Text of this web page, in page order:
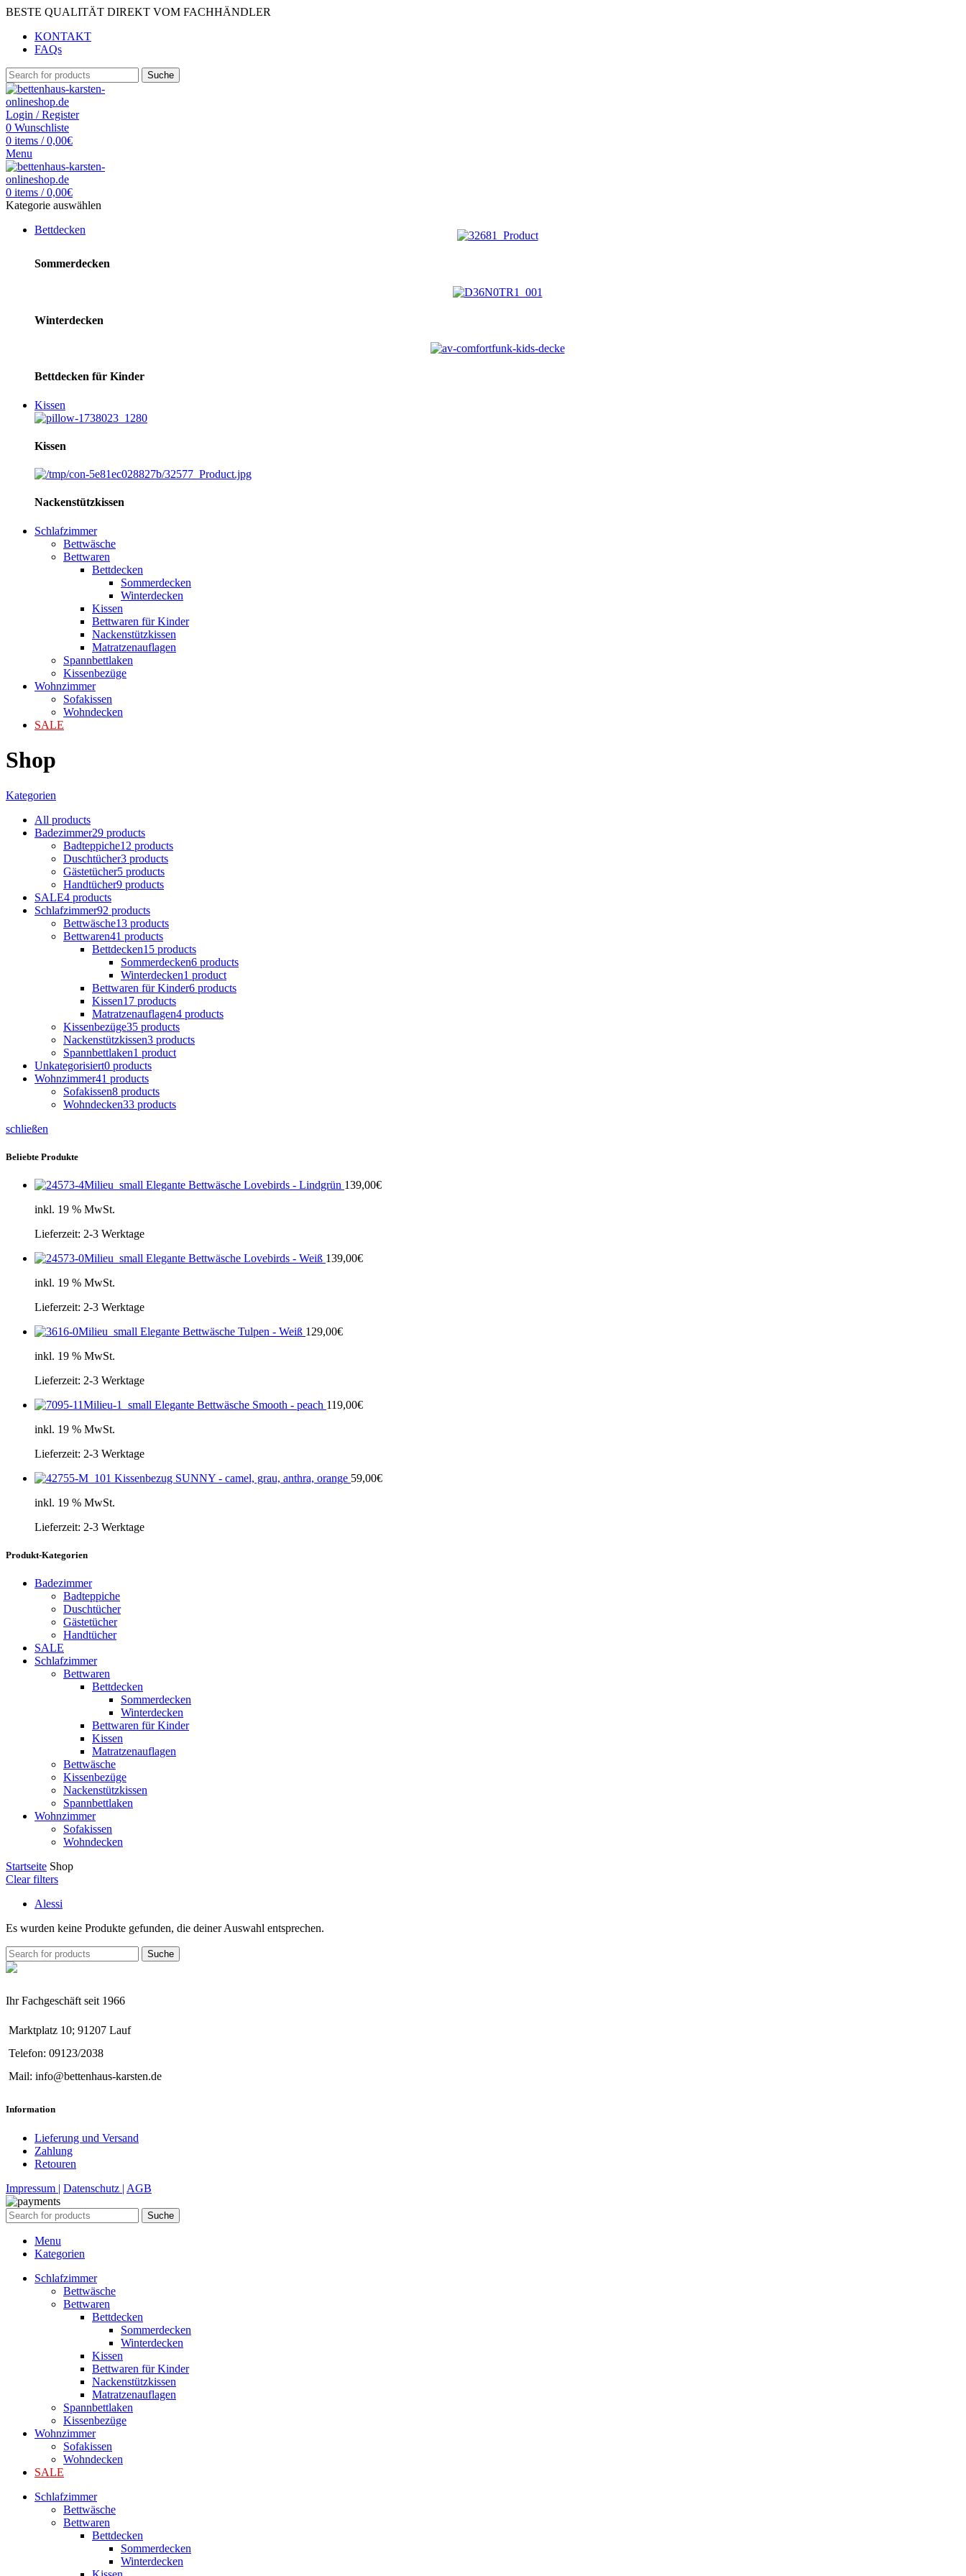
BESTE QUALITÄT DIREKT VOM FACHHÄNDLER
KONTAKT
FAQs
Suche
Login / Register
0 Wunschliste
0 items / 0,00€
Menu
0 items / 0,00€
Kategorie auswählen
Bettdecken
Sommerdecken
Winterdecken
Bettdecken für Kinder
Kissen
Kissen
Nackenstützkissen
Schlafzimmer
Bettwäsche
Bettwaren
Bettdecken
Sommerdecken
Winterdecken
Kissen
Bettwaren für Kinder
Nackenstützkissen
Matratzenauflagen
Spannbettlaken
Kissenbezüge
Wohnzimmer
Sofakissen
Wohndecken
SALE
Shop
Kategorien
All products
Badezimmer29 products
Badteppiche12 products
Duschtücher3 products
Gästetücher5 products
Handtücher9 products
SALE4 products
Schlafzimmer92 products
Bettwäsche13 products
Bettwaren41 products
Bettdecken15 products
Sommerdecken6 products
Winterdecken1 product
Bettwaren für Kinder6 products
Kissen17 products
Matratzenauflagen4 products
Kissenbezüge35 products
Nackenstützkissen3 products
Spannbettlaken1 product
Unkategorisiert0 products
Wohnzimmer41 products
Sofakissen8 products
Wohndecken33 products
schließen
Beliebte Produkte
Elegante Bettwäsche Lovebirds - Lindgrün 139,00€
inkl. 19 % MwSt.
Lieferzeit: 2-3 Werktage
Elegante Bettwäsche Lovebirds - Weiß 139,00€
inkl. 19 % MwSt.
Lieferzeit: 2-3 Werktage
Elegante Bettwäsche Tulpen - Weiß 129,00€
inkl. 19 % MwSt.
Lieferzeit: 2-3 Werktage
Elegante Bettwäsche Smooth - peach 119,00€
inkl. 19 % MwSt.
Lieferzeit: 2-3 Werktage
Kissenbezug SUNNY - camel, grau, anthra, orange 59,00€
inkl. 19 % MwSt.
Lieferzeit: 2-3 Werktage
Produkt-Kategorien
Badezimmer
Badteppiche
Duschtücher
Gästetücher
Handtücher
SALE
Schlafzimmer
Bettwaren
Bettdecken
Sommerdecken
Winterdecken
Bettwaren für Kinder
Kissen
Matratzenauflagen
Bettwäsche
Kissenbezüge
Nackenstützkissen
Spannbettlaken
Wohnzimmer
Sofakissen
Wohndecken
Startseite Shop
Clear filters
Alessi
Es wurden keine Produkte gefunden, die deiner Auswahl entsprechen.
Suche
Ihr Fachgeschäft seit 1966
Marktplatz 10; 91207 Lauf
Telefon: 09123/2038
Mail: info@bettenhaus-karsten.de
Information
Lieferung und Versand
Zahlung
Retouren
Impressum | Datenschutz | AGB
Suche
Menu
Kategorien
Schlafzimmer
Bettwäsche
Bettwaren
Bettdecken
Sommerdecken
Winterdecken
Kissen
Bettwaren für Kinder
Nackenstützkissen
Matratzenauflagen
Spannbettlaken
Kissenbezüge
Wohnzimmer
Sofakissen
Wohndecken
SALE
Schlafzimmer
Bettwäsche
Bettwaren
Bettdecken
Sommerdecken
Winterdecken